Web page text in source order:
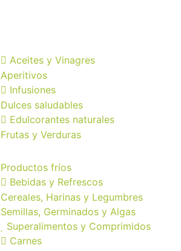
Aceites y Vinagres
Aperitivos
Infusiones
Dulces saludables
Edulcorantes naturales
Frutas y Verduras
Productos fríos
Bebidas y Refrescos
Cereales, Harinas y Legumbres
Semillas, Germinados y Algas
Superalimentos y Comprimidos
Carnes